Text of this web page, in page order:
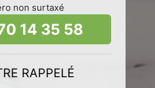
non surtaxé
14 35 58
RAPPELÉ